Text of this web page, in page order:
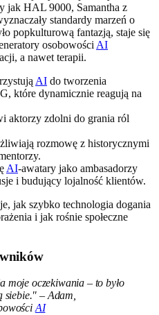
jak HAL 9000, Samantha z
standardy marzeń o
popkulturową fantazją, staje się
osobowości AI
a nawet terapii.
AI do tworzenia
które dynamicznie reagują na
aktorzy zdolni do grania ról
rozmowę z historycznymi
AI-awatary jako ambasadorzy
i budujący lojalność klientów.
jak szybko technologia dogania
i jak rośnie społeczne
moje oczekiwania – to było
siebie." – Adam,
AI